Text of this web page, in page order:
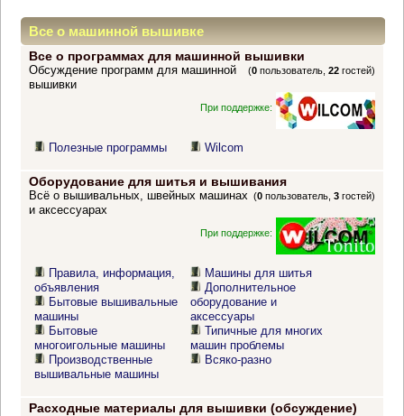
Все о машинной вышивке
Все о программах для машинной вышивки
(0 пользователь,22 гостей)
Обсуждение программ для машинной
вышивки
При поддержке:
Полезные программы Wilcom
Оборудование для шитья и вышивания
(0 пользователь,3 гостей)
Всё о вышивальных, швейных машинах
и аксессуарах
При поддержке:
Правила, информация,
объявления
Бытовые вышивальные
машины
Бытовые
многоигольные машины
Производственные
вышивальные машины
Машины для шитья
Дополнительное
оборудование и
аксессуары
Типичные для многих
машин проблемы
Всяко-разно
Расходные материалы для вышивки (обсуждение)